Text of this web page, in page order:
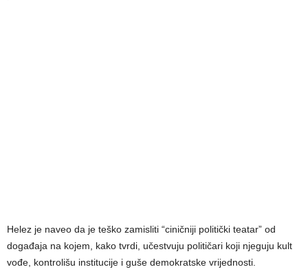
Helez je naveo da je teško zamisliti “ciničniji politički teatar” od
događaja na kojem, kako tvrdi, učestvuju političari koji njeguju kult
vođe, kontrolišu institucije i guše demokratske vrijednosti.